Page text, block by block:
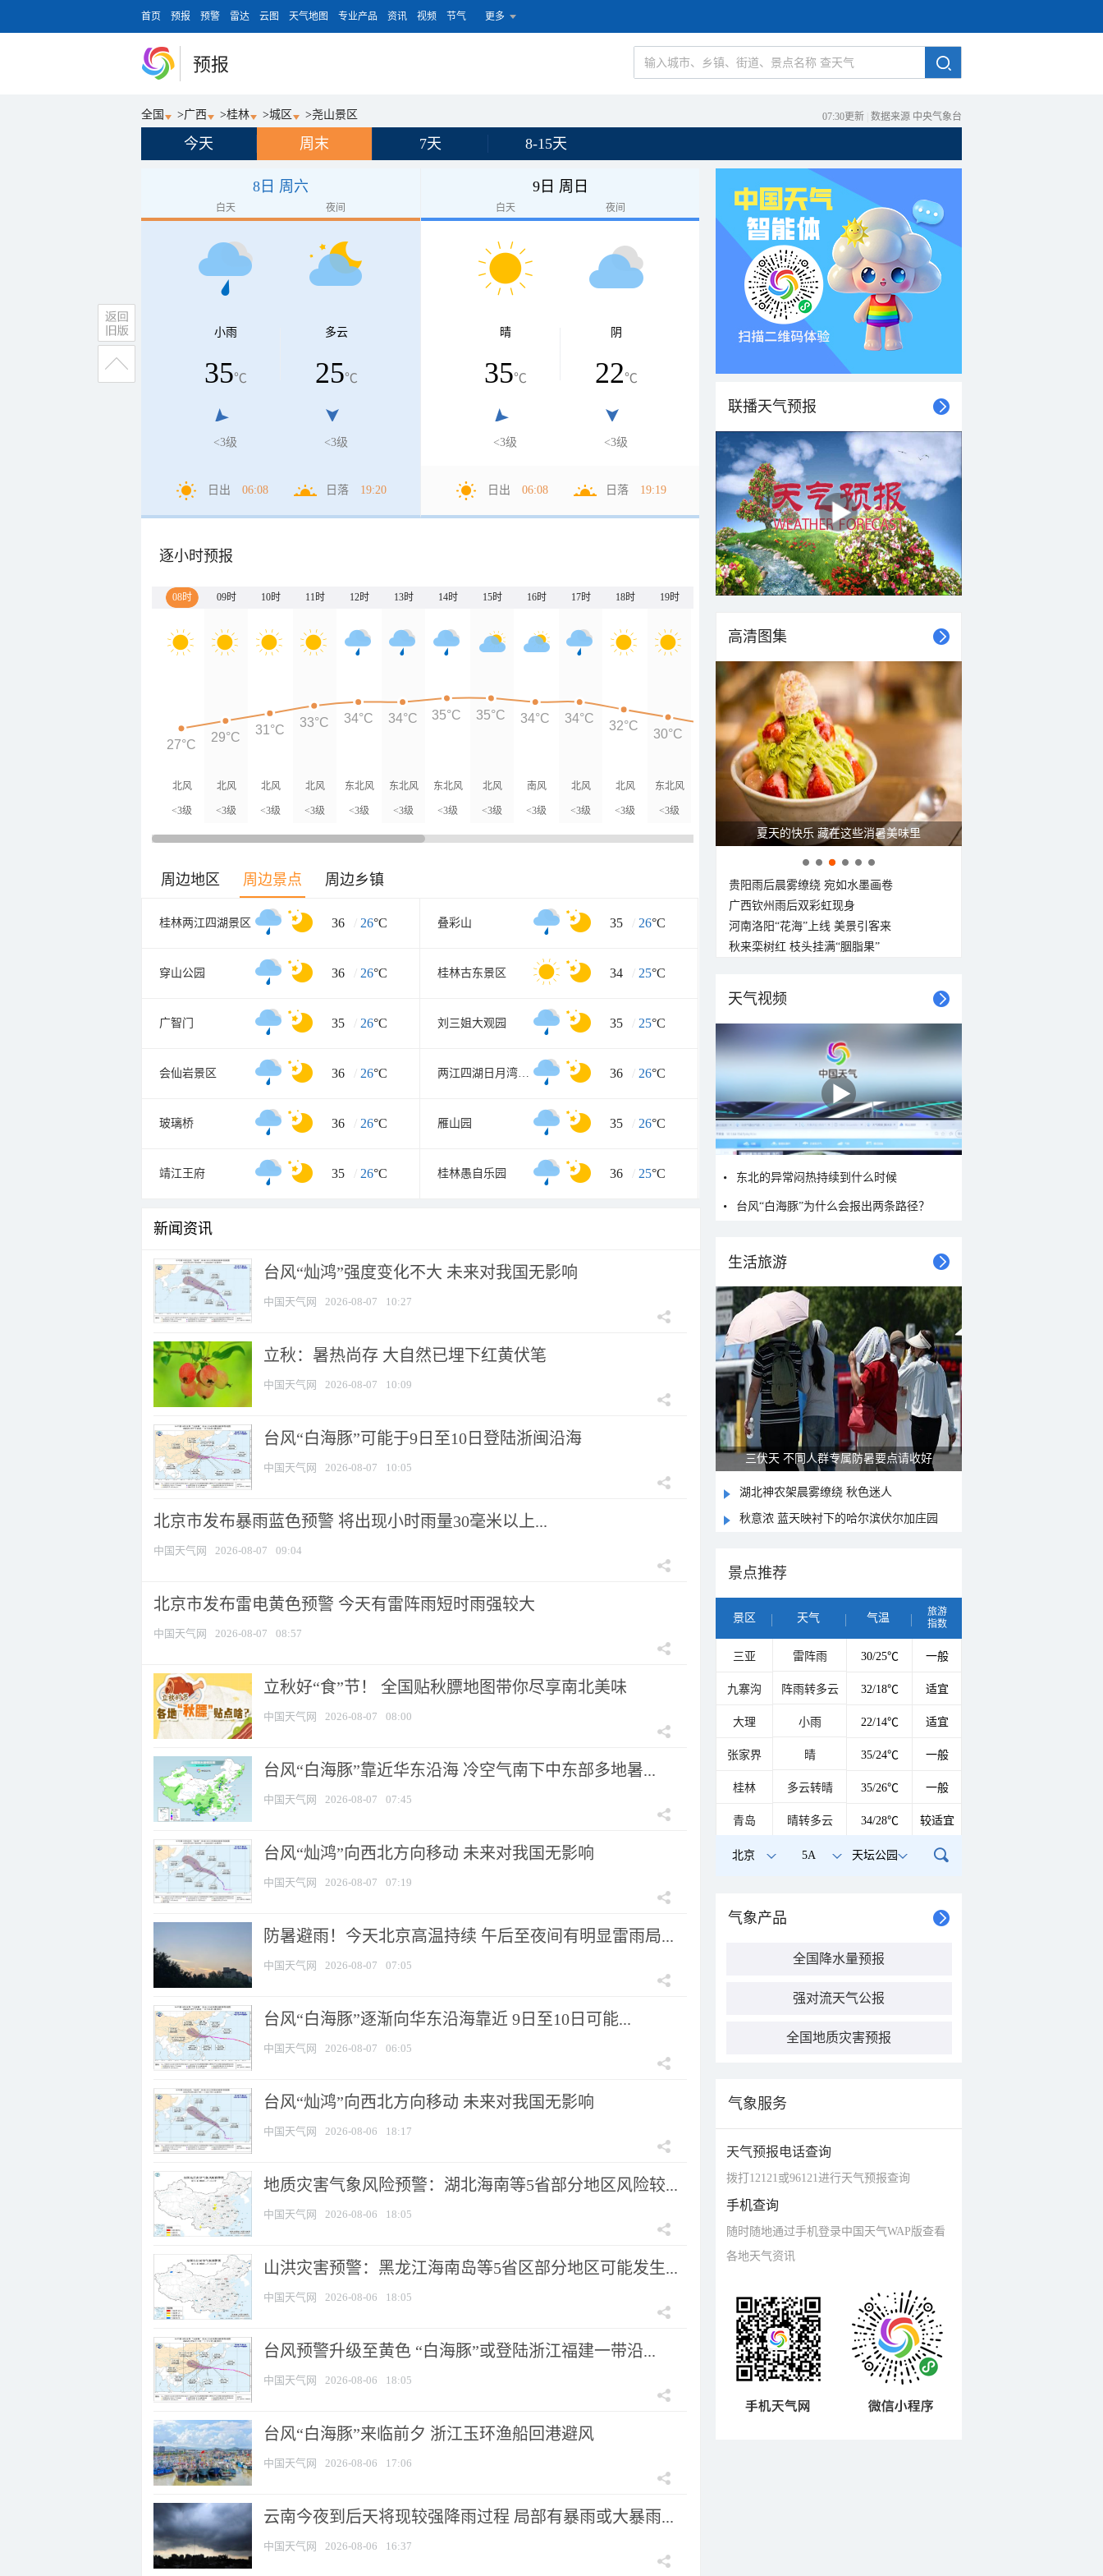
首页 预报 预警 雷达 云图 天气地图 专业产品 资讯 视频 节气 更多
预报
全国 >广西 >桂林 >城区 >尧山景区 07:30更新 数据来源 中央气象台
今天 周末 7天 8-15天
8日 周六
白天 夜间
小雨
35℃
<3级
多云
25℃
<3级
日出 06:08 日落 19:20
9日 周日
白天 夜间
晴
35℃
<3级
阴
22℃
<3级
日出 06:08 日落 19:19
逐小时预报
08时 09时 10时 11时 12时 13时 14时 15时 16时 17时 18时 19时 20时 21时 22时 23时 00时 01时
北风
<3级
北风
<3级
北风
<3级
北风
<3级
东北风
<3级
东北风
<3级
东北风
<3级
北风
<3级
南风
<3级
北风
<3级
北风
<3级
东北风
<3级
东北风
<3级
东北风
<3级
北风
<3级
北风
<3级
北风
<3级
27°C
29°C
31°C
33°C 34°C 34°C 35°C 35°C 34°C 34°C
32°C
30°C
28°C 27°C 27°C 26°C
周边地区 周边景点 周边乡镇
桂林两江四湖景区 36 / 26°C 叠彩山 35 / 26°C
穿山公园 36 / 26°C 桂林古东景区 34 / 25°C
广智门 35 / 26°C 刘三姐大观园 35 / 25°C
会仙岩景区 36 / 26°C 两江四湖日月湾码头 36 / 26°C
玻璃桥 36 / 26°C 雁山园 35 / 26°C
靖江王府 35 / 26°C 桂林愚自乐园 36 / 25°C
新闻资讯
台风“灿鸿”强度变化不大 未来对我国无影响
中国天气网 2026-08-07 10:27
立秋：暑热尚存 大自然已埋下红黄伏笔
中国天气网 2026-08-07 10:09
台风“白海豚”可能于9日至10日登陆浙闽沿海
中国天气网 2026-08-07 10:05
北京市发布暴雨蓝色预警 将出现小时雨量30毫米以上...
中国天气网 2026-08-07 09:04
北京市发布雷电黄色预警 今天有雷阵雨短时雨强较大
中国天气网 2026-08-07 08:57
立秋好“食”节！ 全国贴秋膘地图带你尽享南北美味
中国天气网 2026-08-07 08:00
台风“白海豚”靠近华东沿海 冷空气南下中东部多地暑...
中国天气网 2026-08-07 07:45
台风“灿鸿”向西北方向移动 未来对我国无影响
中国天气网 2026-08-07 07:19
防暑避雨！今天北京高温持续 午后至夜间有明显雷雨局...
中国天气网 2026-08-07 07:05
台风“白海豚”逐渐向华东沿海靠近 9日至10日可能...
中国天气网 2026-08-07 06:05
台风“灿鸿”向西北方向移动 未来对我国无影响
中国天气网 2026-08-06 18:17
地质灾害气象风险预警：湖北海南等5省部分地区风险较...
中国天气网 2026-08-06 18:05
山洪灾害预警：黑龙江海南岛等5省区部分地区可能发生...
中国天气网 2026-08-06 18:05
台风预警升级至黄色 “白海豚”或登陆浙江福建一带沿...
中国天气网 2026-08-06 18:05
台风“白海豚”来临前夕 浙江玉环渔船回港避风
中国天气网 2026-08-06 17:06
云南今夜到后天将现较强降雨过程 局部有暴雨或大暴雨...
中国天气网 2026-08-06 16:37
联播天气预报
高清图集
夏天的快乐 藏在这些消暑美味里
贵阳雨后晨雾缭绕 宛如水墨画卷
广西钦州雨后双彩虹现身
河南洛阳“花海”上线 美景引客来
秋来栾树红 枝头挂满“胭脂果”
天气视频
东北的异常闷热持续到什么时候
台风“白海豚”为什么会报出两条路径？
生活旅游
三伏天 不同人群专属防暑要点请收好
湖北神农架晨雾缭绕 秋色迷人
秋意浓 蓝天映衬下的哈尔滨伏尔加庄园
景点推荐
景区 天气 气温
旅游
指数
三亚 雷阵雨 30/25℃ 一般
九寨沟 阵雨转多云 32/18℃ 适宜
大理 小雨 22/14℃ 适宜
张家界 晴 35/24℃ 一般
桂林 多云转晴 35/26℃ 一般
青岛 晴转多云 34/28℃ 较适宜
北京 5A 天坛公园
气象产品
全国降水量预报
强对流天气公报
全国地质灾害预报
气象服务
天气预报电话查询
拨打12121或96121进行天气预报查询
手机查询
随时随地通过手机登录中国天气WAP版查看
各地天气资讯